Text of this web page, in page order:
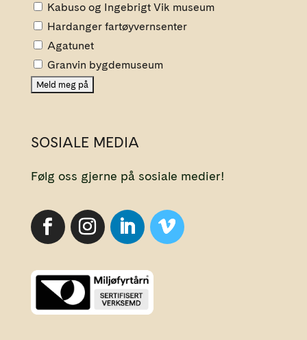
Kabuso og Ingebrigt Vik museum
Hardanger fartøyvernsenter
Agatunet
Granvin bygdemuseum
SOSIALE MEDIA
Følg oss gjerne på sosiale medier!